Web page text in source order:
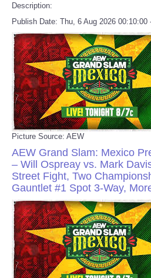
Description:
Publish Date: Thu, 6 Aug 2026 00:10:00
Picture Source: AEW
AEW Grand Slam: Mexico
– Will Ospreay vs. Mark
Street Fight, Two
Gauntlet #1 Spot 3-Way,